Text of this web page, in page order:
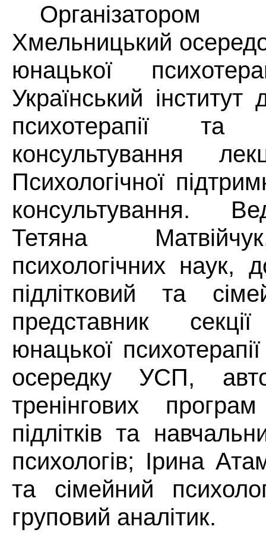
Хмельницький
юнацької
Український інститут
психотерапії та
консультування
Психологічної
консультування.
Тетяна
психологічних наук,
підлітковий та
представник
юнацької
осередку УСП,
тренінгових
підлітків та
психологів; Ірина
та сімейний
груповий аналітик.